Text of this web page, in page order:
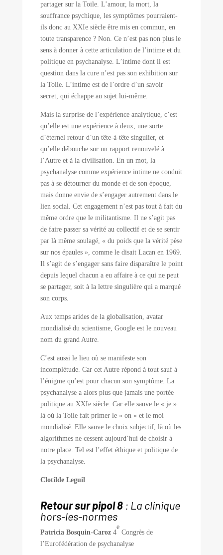
partager sur la Toile. L’amour, la mort, la
souffrance psychique, les symptômes pourraient-
ils donc au XXIe siècle être mis en commun, en
toute transparence ? Non. Ce n’est pas non plus le
sens à donner à cette articulation de l’intime et du
politique en psychanalyse. L’intime dont il est
question dans la cure n’est pas son exhibition sur
la Toile. L’intime est de l’ordre d’un savoir
secret, qui échappe au sujet lui-même.
Mais la surprise de l’expérience analytique, c’est
qu’elle est une expérience à deux, une sorte
d’éternel retour d’un tête-à-tête singulier, et
qu’elle débouche sur un rapport renouvelé à
l’Autre et à la civilisation. En un mot, la
psychanalyse comme expérience intime ne conduit
pas à se détourner du monde et de son époque,
mais donne envie de s’engager autrement dans le
lien social. Cet engagement n’est pas tout à fait du
même ordre que le militantisme. Il ne s’agit pas
de faire passer sa vérité au collectif et de se sentir
par là même soulagé, « du poids que la vérité pèse
sur nos épaules », comme le disait Lacan en 1969.
Il s’agit de s’engager sans faire disparaître le point
depuis lequel chacun a eu affaire à ce qui ne peut
se partager, soit à la lettre singulière qui a marqué
son corps.
Aux temps arides de la globalisation, avatar
mondialisé du scientisme, Google est le nouveau
nom du grand Autre.
C’est aussi le lieu où se manifeste son
incomplétude. Car cet Autre répond à tout sauf à
l’énigme qu’est pour chacun son symptôme. La
psychanalyse a alors plus que jamais une portée
politique au XXIe siècle. Car elle sauve le « je »
là où la Toile fait primer le « on » et le moi
mondialisé. Elle sauve le choix subjectif, là où les
algorithmes ne cessent aujourd’hui de choisir à
notre place. Tel est l’effet éthique et politique de
la psychanalyse.
Clotilde Leguil
Retour sur pipol 8: La clinique
hors-les-normes
Patricia Bosquin-Caroz4
e
Congrès de
l’Eurofédération de psychanalyse